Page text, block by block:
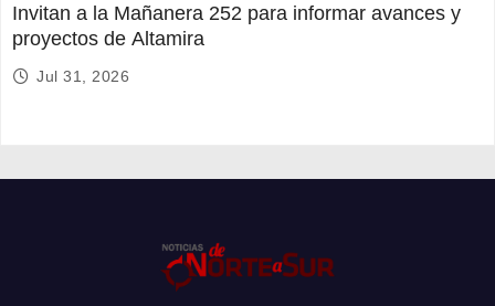
Invitan a la Mañanera 252 para informar avances y
proyectos de Altamira
Jul 31, 2026